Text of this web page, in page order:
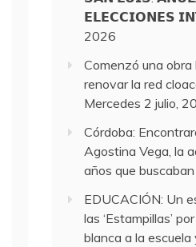
𝗘𝗟𝗘𝗖𝗖𝗜𝗢𝗡𝗘𝗦
2026
Comenzó una
renovar la red
Mercedes 2 julio,
Córdoba:
Agostina Vega, la
años que buscaban
EDUCACIÓN: Un
las ‘Estampillas’
blanca a la escuela